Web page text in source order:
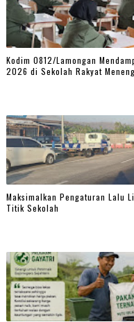
Kodim 0812/Lamongan
2026 di Sekolah Rakyat
Maksimalkan Pengaturan Lalu
Titik Sekolah